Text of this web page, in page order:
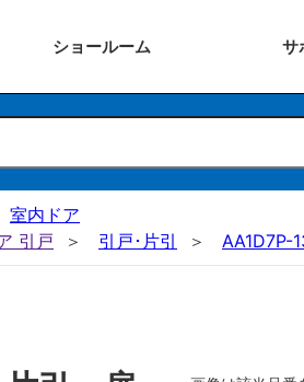
ショールーム サ
室内ドア
引戸
引戸･片引 AA1D7P-